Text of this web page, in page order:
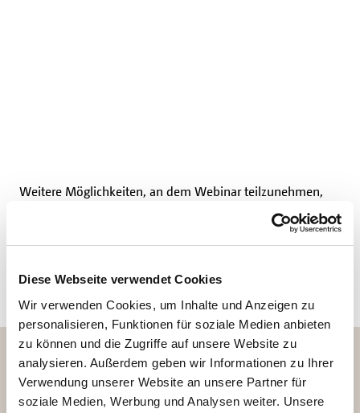
Diese Webseite verwendet Cookies
Wir verwenden Cookies, um Inhalte und Anzeigen zu
personalisieren, Funktionen für soziale Medien anbieten
zu können und die Zugriffe auf unsere Website zu
analysieren. Außerdem geben wir Informationen zu Ihrer
Verwendung unserer Website an unsere Partner für
soziale Medien, Werbung und Analysen weiter. Unsere
Weitere Möglichkeiten, an dem Webinar teilzunehmen,
29. März, 14:00
Folgende Termine stehen zur